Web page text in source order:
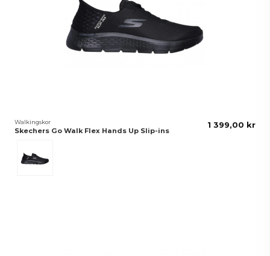
Walkingskor
Skechers Go Walk Flex Hands Up Slip-ins
1 399,00 kr